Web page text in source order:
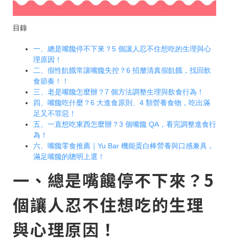
目錄
一、總是嘴饞停不下來？5 個讓人忍不住想吃的生理與心
理原因！
二、假性飢餓常讓嘴饞失控？6 招釐清真假飢餓，找回飲
食節奏！！
三、老是嘴饞怎麼辦？7 個方法調整生理與飲食行為！
四、嘴饞吃什麼？6 大進食原則、4 類營養食物，吃出滿
足又不罪惡！
五、一直想吃東西怎麼辦？3 個嘴饞 QA，看完調整進食行
為！
六、嘴饞零食推薦｜Yu Bar 機能蛋白棒營養與口感兼具，
滿足嘴饞的聰明上選！
一、總是嘴饞停不下來？5
個讓人忍不住想吃的生理
與心理原因！